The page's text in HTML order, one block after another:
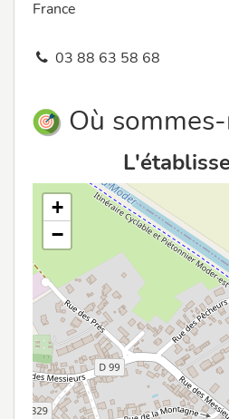
France
03 88 63 58 68
Où
+
−